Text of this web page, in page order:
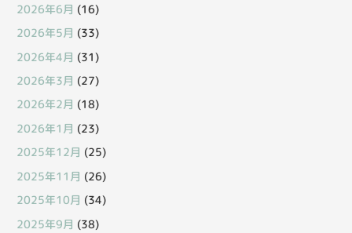
2026年6月 (16)
2026年5月 (33)
2026年4月 (31)
2026年3月 (27)
2026年2月 (18)
2026年1月 (23)
2025年12月 (25)
2025年11月 (26)
2025年10月 (34)
2025年9月 (38)